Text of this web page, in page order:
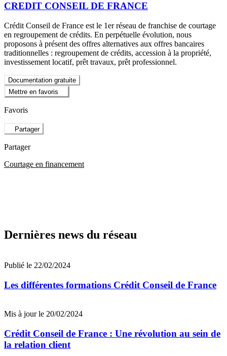
CREDIT CONSEIL DE FRANCE
Crédit Conseil de France est le 1er réseau de franchise de courtage
en regroupement de crédits. En perpétuelle évolution, nous
proposons à présent des offres alternatives aux offres bancaires
traditionnelles : regroupement de crédits, accession à la propriété,
investissement locatif, prêt travaux, prêt professionnel.
Documentation gratuite
Mettre en favoris
Favoris
Partager
Partager
Courtage en financement
Dernières news du réseau
Publié le 22/02/2024
Les différentes formations Crédit Conseil de France
Mis à jour le 20/02/2024
Crédit Conseil de France : Une révolution au sein de
la relation client